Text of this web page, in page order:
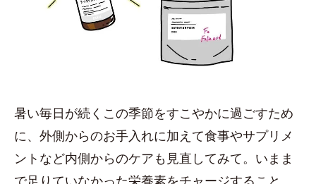
暑い毎日が続くこの季節をすこやかに過ごすため
に、外側からのお手入れに加えて食事やサプリメ
ントなど内側からのケアも見直してみて。いまま
で足りていなかった栄養素をチャージすること